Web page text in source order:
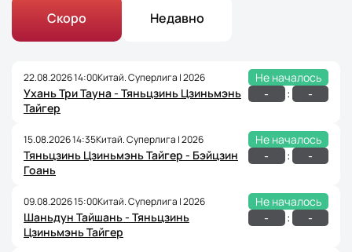
Скоро Недавно
22.08.2026 14:00Китай. Суперлига | 2026
Не началось
Ухань Три Тауна - Тяньцзинь Цзиньмэнь
Тайгер
- : -
15.08.2026 14:35Китай. Суперлига | 2026
Не началось
Тяньцзинь Цзиньмэнь Тайгер - Бэйцзин
Гоань
- : -
09.08.2026 15:00Китай. Суперлига | 2026
Не началось
Шаньдун Тайшань - Тяньцзинь
Цзиньмэнь Тайгер
- : -